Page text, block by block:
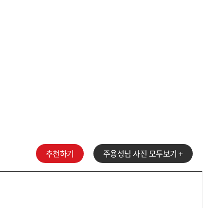
추천하기 주용성님 사진 모두보기 +